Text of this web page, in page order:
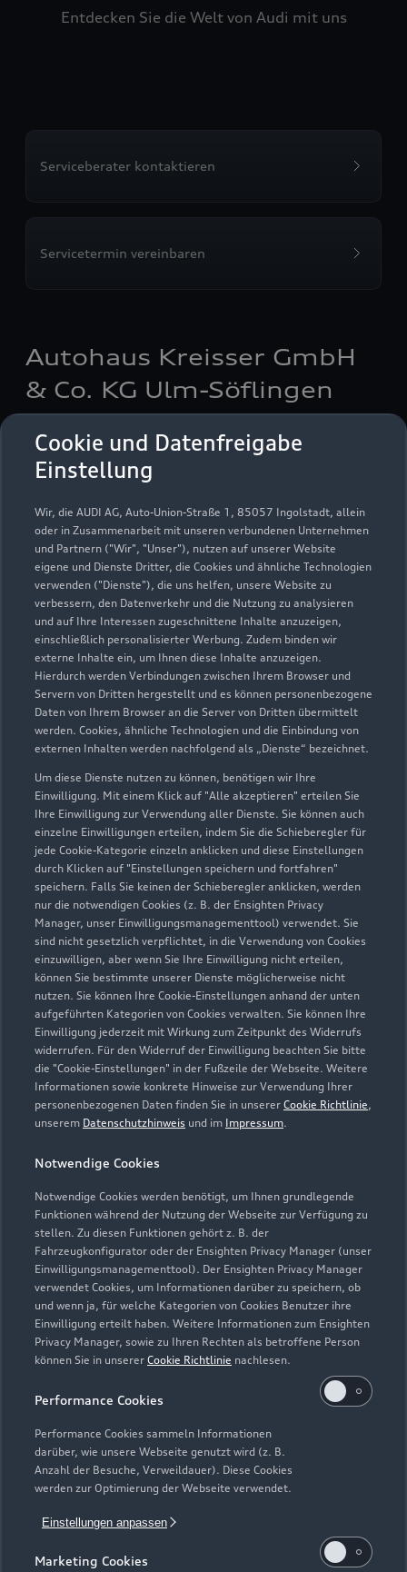
Cookie und Datenfreigabe
Einstellung
Wir, die AUDI AG, Auto-Union-Straße 1, 85057 Ingolstadt, allein
oder in Zusammenarbeit mit unseren verbundenen Unternehmen
und Partnern ("Wir", "Unser"), nutzen auf unserer Website
eigene und Dienste Dritter, die Cookies und ähnliche Technologien
verwenden ("Dienste"), die uns helfen, unsere Website zu
verbessern, den Datenverkehr und die Nutzung zu analysieren
und auf Ihre Interessen zugeschnittene Inhalte anzuzeigen,
einschließlich personalisierter Werbung. Zudem binden wir
externe Inhalte ein, um Ihnen diese Inhalte anzuzeigen.
Hierdurch werden Verbindungen zwischen Ihrem Browser und
Servern von Dritten hergestellt und es können personenbezogene
Daten von Ihrem Browser an die Server von Dritten übermittelt
werden. Cookies, ähnliche Technologien und die Einbindung von
externen Inhalten werden nachfolgend als „Dienste“ bezeichnet.
Um diese Dienste nutzen zu können, benötigen wir Ihre
Einwilligung. Mit einem Klick auf "Alle akzeptieren" erteilen Sie
Ihre Einwilligung zur Verwendung aller Dienste. Sie können auch
einzelne Einwilligungen erteilen, indem Sie die Schieberegler für
jede Cookie-Kategorie einzeln anklicken und diese Einstellungen
durch Klicken auf "Einstellungen speichern und fortfahren"
speichern. Falls Sie keinen der Schieberegler anklicken, werden
nur die notwendigen Cookies (z. B. der Ensighten Privacy
Manager, unser Einwilligungsmanagementtool) verwendet. Sie
sind nicht gesetzlich verpflichtet, in die Verwendung von Cookies
einzuwilligen, aber wenn Sie Ihre Einwilligung nicht erteilen,
können Sie bestimmte unserer Dienste möglicherweise nicht
nutzen. Sie können Ihre Cookie-Einstellungen anhand der unten
aufgeführten Kategorien von Cookies verwalten. Sie können Ihre
Einwilligung jederzeit mit Wirkung zum Zeitpunkt des Widerrufs
widerrufen. Für den Widerruf der Einwilligung beachten Sie bitte
die "Cookie-Einstellungen" in der Fußzeile der Webseite. Weitere
Informationen sowie konkrete Hinweise zur Verwendung Ihrer
personenbezogenen Daten finden Sie in unserer Cookie Richtlinie,
unserem Datenschutzhinweis und im Impressum.
Notwendige Cookies
Notwendige Cookies werden benötigt, um Ihnen grundlegende
Funktionen während der Nutzung der Webseite zur Verfügung zu
stellen. Zu diesen Funktionen gehört z. B. der
Fahrzeugkonfigurator oder der Ensighten Privacy Manager (unser
Einwilligungsmanagementtool). Der Ensighten Privacy Manager
verwendet Cookies, um Informationen darüber zu speichern, ob
und wenn ja, für welche Kategorien von Cookies Benutzer ihre
Einwilligung erteilt haben. Weitere Informationen zum Ensighten
Privacy Manager, sowie zu Ihren Rechten als betroffene Person
können Sie in unserer Cookie Richtlinie nachlesen.
Performance Cookies
Performance Cookies sammeln Informationen
darüber, wie unsere Webseite genutzt wird (z. B.
Anzahl der Besuche, Verweildauer). Diese Cookies
werden zur Optimierung der Webseite verwendet.
Einstellungen anpassen
Marketing Cookies
Entdecken Sie die Welt von Audi mit uns
Serviceberater kontaktieren
Servicetermin vereinbaren
Autohaus Kreisser GmbH
& Co. KG Ulm-Söflingen
Magirus-Deutz-Straße 11
89077 Ulm
0731 3971900
info@kreisser.de
Kontaktdaten herunterladen
Öffnungszeiten
Verkauf
Geschlossen, öffnet am Montag 08:00
Service
Geschlossen,öffnet amMontag 07:00
Teile- & Zubehörverkauf
Geschlossen,öffnet am Montag 07:30
Zurück nach oben
Modelle
Elektromodelle
Plug-in-Hybride
Neuwagensuche
Gebrauchtwagensuche
Service & Zubehör
Saisonale Angebote
Audi Services
Garantie
Support
Über Audi